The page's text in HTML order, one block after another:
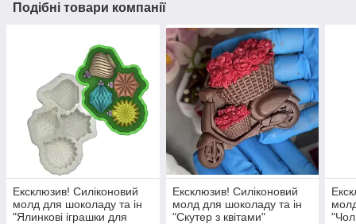
Подібні товари компанії
Ексклюзив! Силіконовий
молд для шоколаду та ін
"Ялинкові іграшки для
Ексклюзив! Силіконовий
молд для шоколаду та ін
"Скутер з квітами"